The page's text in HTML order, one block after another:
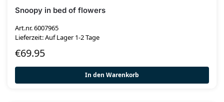
Snoopy in bed of flowers
Art.nr. 6007965
Lieferzeit: Auf Lager 1-2 Tage
€69.95
In den Warenkorb